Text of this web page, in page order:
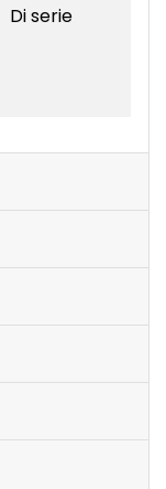
Di serie